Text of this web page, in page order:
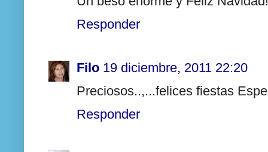
Responder
Filo 19 diciembre, 2011 22:20
Preciosos..,...felices fiestas Espe
Responder